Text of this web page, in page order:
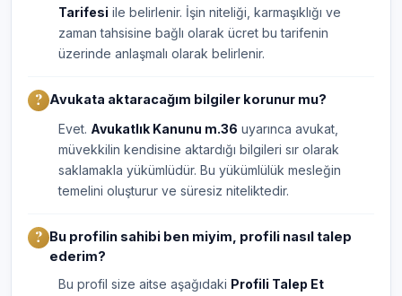
Tarifesi ile belirlenir. İşin niteliği, karmaşıklığı ve
zaman tahsisine bağlı olarak ücret bu tarifenin
üzerinde anlaşmalı olarak belirlenir.
Avukata aktaracağım bilgiler korunur mu?
Evet. Avukatlık Kanunu m.36 uyarınca avukat,
müvekkilin kendisine aktardığı bilgileri sır olarak
saklamakla yükümlüdür. Bu yükümlülük mesleğin
temelini oluşturur ve süresiz niteliktedir.
Bu profilin sahibi ben miyim, profili nasıl talep
ederim?
Bu profil size aitse aşağıdaki Profili Talep Et